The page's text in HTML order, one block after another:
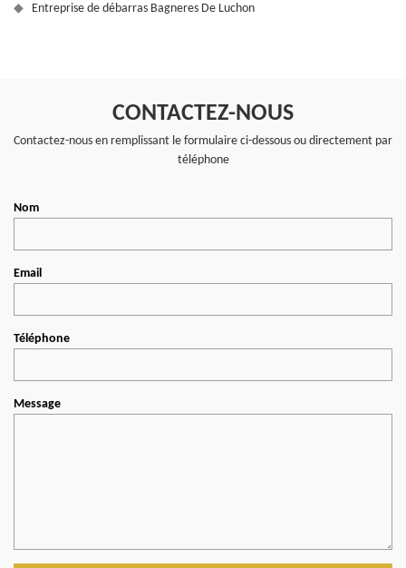
Entreprise de débarras Bagneres De Luchon
CONTACTEZ-NOUS
Contactez-nous en remplissant le formulaire ci-dessous ou directement par
téléphone
Nom
Email
Téléphone
Message